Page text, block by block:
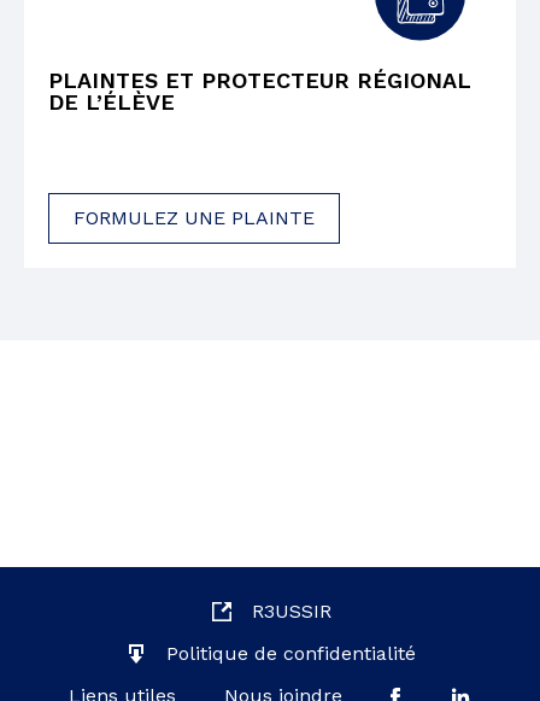
PLAINTES ET PROTECTEUR RÉGIONAL
DE L’ÉLÈVE
FORMULEZ UNE PLAINTE
R3USSIR
Politique de confidentialité
Liens utiles
Nous joindre